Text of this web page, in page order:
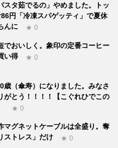
スタ茹でるの」やめました。トッ
円「冷凍スパゲッティ」で夏休
んに
★ 0
でおいしく。象印の定番コーヒー
い得
★ 0
歳（傘寿）になりました。みなさ
がとう！！！！【こぐれひでこの
★ 0
マグネットケーブルは全盛り。奪
ストレス」だけ
★ 0